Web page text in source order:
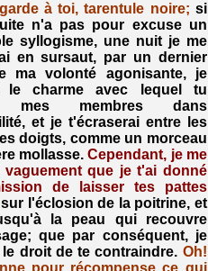
à toi, tarentule noire; si
n'a pas pour excuse un
syllogisme, une nuit je me
en sursaut, par un dernier
ma volonté agonisante, je
le charme avec lequel tu
mes membres dans
et je t'écraserai entre les
doigts, comme un morceau
mollasse.Cependant, je me
vaguement que je t'ai donné
de laisser tes pattes
sur l'éclosion de la poitrine, et
la peau qui recouvre
que par conséquent, je
droit de te contraindre. Oh!